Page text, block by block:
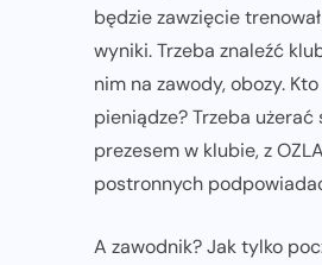
będzie zawzięcie
wyniki. Trzeba znaleźć
nim na zawody, obozy.
pieniądze? Trzeba
prezesem w klubie, z
postronnych
A zawodnik? Jak tylko